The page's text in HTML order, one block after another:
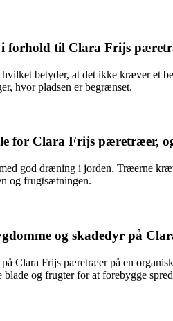
forhold til Clara Frijs
betyder, at det ikke kræver et
hvor pladsen er begrænset.
for Clara Frijs pæretræer,
god dræning i jorden. Træerne
og frugtsætningen.
og skadedyr på
Clara Frijs pæretræer på en
og frugter for at forebygge